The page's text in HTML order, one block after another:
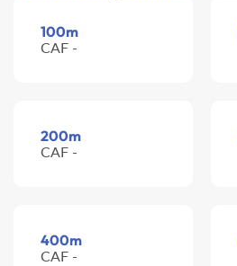
100m
CAF -
200m
CAF -
400m
CAF -